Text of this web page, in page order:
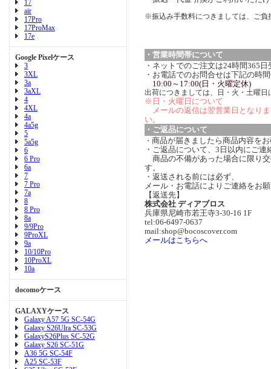
17
air
17Pro
17ProMax
17e
Google Pixelケース
3
3XL
3a
3aXL
4
4XL
4a
4a5g
5
5a5g
6
6 Pro
6a
7
7 Pro
7a
8
8 Pro
8a
9/9Pro
9ProXL
9a
10/10Pro
10ProXL
10a
docomoケース
GALAXYケース
Galaxy A57 5G SC-54G
Galaxy S26Ulra SC-53G
GalaxyS26Plus SC-52G
Galaxy S26 SC-51G
A36 5G SC-54F
A25 SC-53F
※振込み手数料につきましては、ご負
・営業時間帯について
・ネットでのご注文は24時間365
・お電話でのお問合せは下記の時
10:00～17:00(日・火曜定休)
出荷につきましては、日・火・土曜日
※日・火曜日について
メールの返信は翌営業日となり
い。
・ご返品について
・ 商品が届きましたら商品内容を
・ご返品について、3日以内にご連
商品の不備があった場合に限り
す。
・返送される前には必ず、
メール・お電話によりご連絡をお
【返送先】
株式会社 ディアブロス
兵庫県尼崎市若王寺3-30-16 1F
tel:06-6497-0637
mail:shop@bocoscover.com
メールはこちらへ